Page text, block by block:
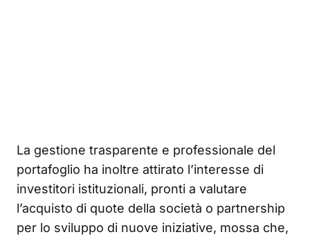
La gestione trasparente e professionale del
portafoglio ha inoltre attirato l’interesse di
investitori istituzionali, pronti a valutare
l’acquisto di quote della società o partnership
per lo sviluppo di nuove iniziative, mossa che,